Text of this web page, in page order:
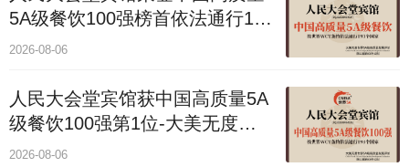
5A级餐饮100强榜首依法通行193
国
2026-08-06
人民大会堂宾馆获中国高质量5A
级餐饮100强第1位-大美无度评
价通193国
2026-08-06